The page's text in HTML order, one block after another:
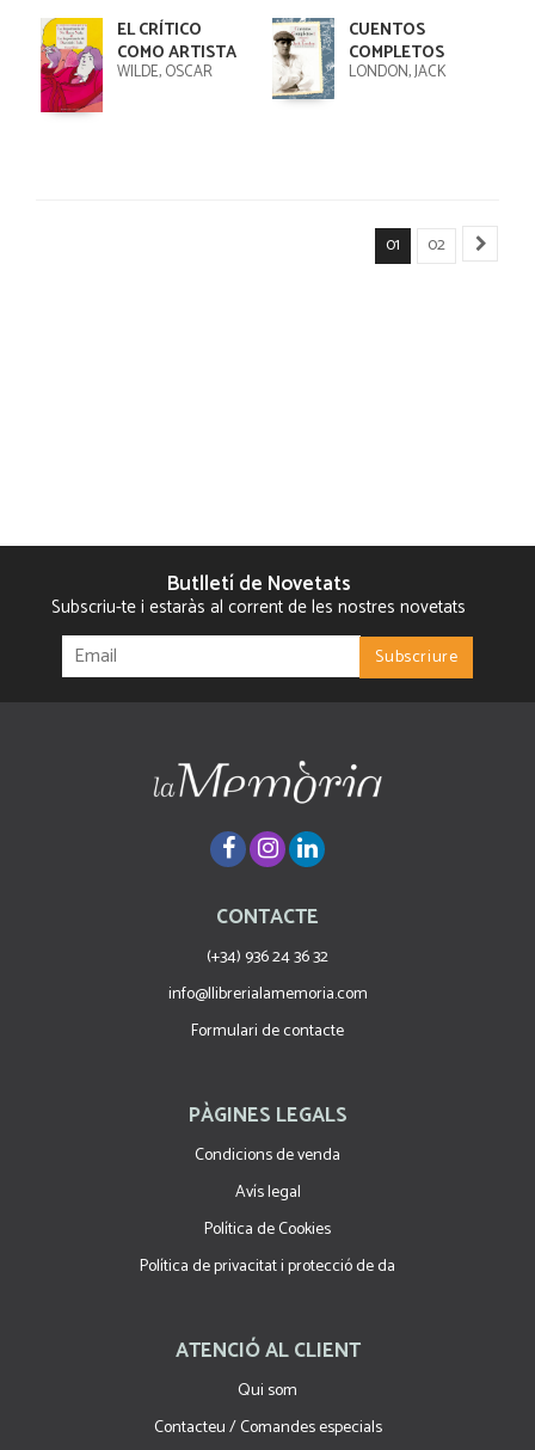
EL CRÍTICO
COMO ARTISTA
WILDE, OSCAR
CUENTOS
COMPLETOS
LONDON, JACK
01 02
Butlletí de Novetats
Subscriu-te i estaràs al corrent de les nostres novetats
CONTACTE
(+34) 936 24 36 32
info@llibrerialamemoria.com
Formulari de contacte
PÀGINES LEGALS
Condicions de venda
Avís legal
Política de Cookies
Política de privacitat i protecció de da
ATENCIÓ AL CLIENT
Qui som
Contacteu / Comandes especials